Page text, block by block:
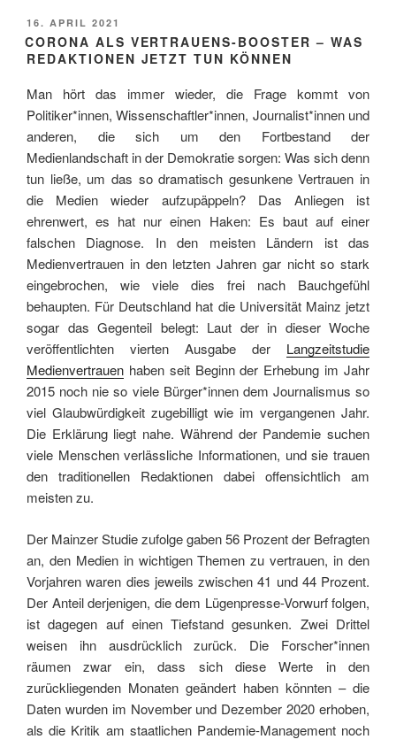
VERÖFFENTLICHT
AM
16. APRIL 2021
CORONA ALS VERTRAUENS-BOOSTER – WAS
REDAKTIONEN JETZT TUN KÖNNEN
Man hört das immer wieder, die Frage kommt von
Politiker*innen, Wissenschaftler*innen, Journalist*innen und
anderen, die sich um den Fortbestand der
Medienlandschaft in der Demokratie sorgen: Was sich denn
tun ließe, um das so dramatisch gesunkene Vertrauen in
die Medien wieder aufzupäppeln? Das Anliegen ist
ehrenwert, es hat nur einen Haken: Es baut auf einer
falschen Diagnose. In den meisten Ländern ist das
Medienvertrauen in den letzten Jahren gar nicht so stark
eingebrochen, wie viele dies frei nach Bauchgefühl
behaupten. Für Deutschland hat die Universität Mainz jetzt
sogar das Gegenteil belegt: Laut der in dieser Woche
veröffentlichten vierten Ausgabe der Langzeitstudie
Medienvertrauen haben seit Beginn der Erhebung im Jahr
2015 noch nie so viele Bürger*innen dem Journalismus so
viel Glaubwürdigkeit zugebilligt wie im vergangenen Jahr.
Die Erklärung liegt nahe. Während der Pandemie suchen
viele Menschen verlässliche Informationen, und sie trauen
den traditionellen Redaktionen dabei offensichtlich am
meisten zu.
Der Mainzer Studie zufolge gaben 56 Prozent der Befragten
an, den Medien in wichtigen Themen zu vertrauen, in den
Vorjahren waren dies jeweils zwischen 41 und 44 Prozent.
Der Anteil derjenigen, die dem Lügenpresse-Vorwurf folgen,
ist dagegen auf einen Tiefstand gesunken. Zwei Drittel
weisen ihn ausdrücklich zurück. Die Forscher*innen
räumen zwar ein, dass sich diese Werte in den
zurückliegenden Monaten geändert haben könnten – die
Daten wurden im November und Dezember 2020 erhoben,
als die Kritik am staatlichen Pandemie-Management noch